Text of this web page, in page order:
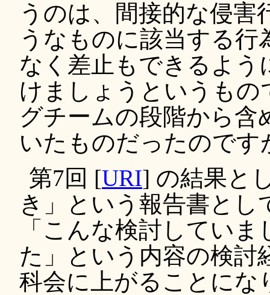
うのは、間接的な侵害
うなものに該当する
なく差止もできるよう
けましょうというもの
グチームの段階から含
いたものだったので
第7回 [URI] の結果と
き」という報告書と
「こんな検討してい
た」という内容の検討
科会に上がることにな